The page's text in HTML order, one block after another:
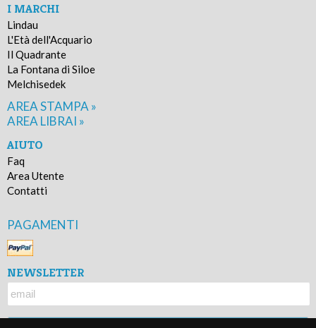
I MARCHI
Lindau
L'Età dell'Acquario
Il Quadrante
La Fontana di Siloe
Melchisedek
AREA STAMPA »
AREA LIBRAI »
AIUTO
Faq
Area Utente
Contatti
PAGAMENTI
NEWSLETTER